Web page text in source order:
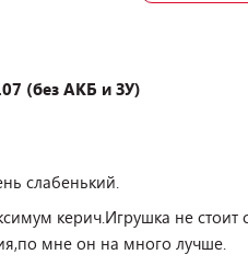
(без АКБ и ЗУ)
слабенький.
керич.Игрушка не стоит
мне он на много лучше.